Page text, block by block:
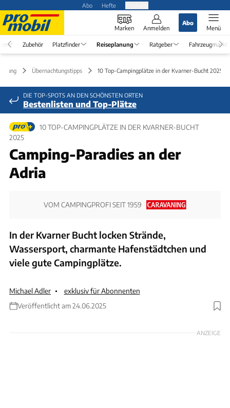
Abo Hefte
Marken Anmelden
Abo
Menü
Zubehör Platzfinder Reiseplanung Ratgeber Fahrzeugmarkt
Übernachtungstipps 10 Top-Campingplätze in der Kvarner-Bucht 2025
DIE TOP-SPOTS AN DEN SCHÖNSTEN ORTEN
Bestenlisten und Top-Plätze
10 TOP-CAMPINGPLÄTZE IN DER KVARNER-BUCHT
2025
Camping-Paradies an der
Adria
VOM CAMPINGPROFI SEIT 1959
In der Kvarner Bucht locken Strände,
Wassersport, charmante Hafenstädtchen und
viele gute Campingplätze.
Michael Adler
exklusiv für Abonnenten
Veröffentlicht am 24.06.2025
Foto: camping.info
ANZEIGE